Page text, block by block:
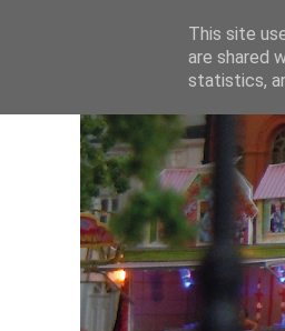
This site
are shared
statistics,